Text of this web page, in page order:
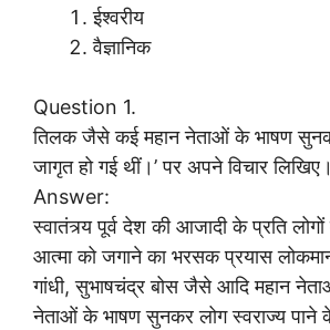
ईश्वरीय
वैज्ञानिक
Question 1.
तिलक जैसे कई महान नेताओं के भाषण
जागृत हो गई थीं।’ पर अपने विचार लिखिए।
Answer:
स्वातंत्र्य पूर्व देश की आजादी के प्रति
आत्मा को जगाने का भरसक प्रयास
गांधी, सुभाषचंद्र बोस जैसे आदि महान
नेताओं के भाषण सुनकर लोग स्वराज्य पाने